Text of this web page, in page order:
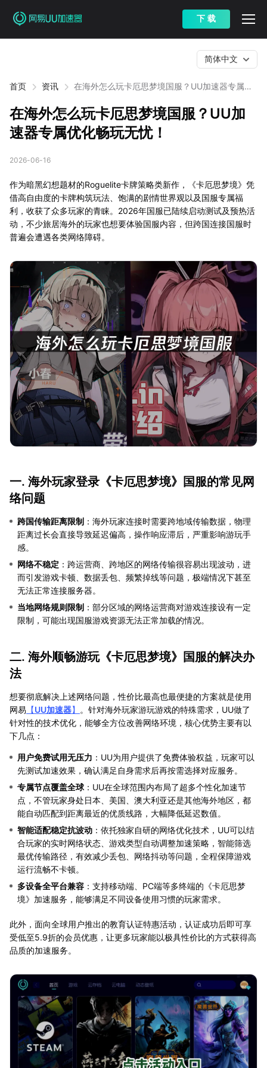
下 载
首页 资讯
在海外怎么玩卡厄思梦境国服？UU加速器专属优
简体中文
在海外怎么玩卡厄思梦境国服？UU加
速器专属优化畅玩无忧！
2026-06-16
作为暗黑幻想题材的Roguelite卡牌策略类新作，《卡厄思梦境》凭
借高自由度的卡牌构筑玩法、饱满的剧情世界观以及国服专属福
利，收获了众多玩家的青睐。2026年国服已陆续启动测试及预热活
动，不少旅居海外的玩家也想要体验国服内容，但跨国连接国服时
普遍会遭遇各类网络障碍。
一. 海外玩家登录《卡厄思梦境》国服的常见网
络问题
跨国传输距离限制 ：海外玩家连接时需要跨地域传输数据，物理
距离过长会直接导致延迟偏高，操作响应滞后，严重影响游玩手
感。
网络不稳定 ：跨运营商、跨地区的网络传输很容易出现波动，进
而引发游戏卡顿、数据丢包、频繁掉线等问题，极端情况下甚至
无法正常连接服务器。
当地网络规则限制 ：部分区域的网络运营商对游戏连接设有一定
限制，可能出现国服游戏资源无法正常加载的情况。
二. 海外顺畅游玩《卡厄思梦境》国服的解决办
法
想要彻底解决上述网络问题，性价比最高也最便捷的方案就是使用
网易 【UU加速器】
。针对海外玩家游玩游戏的特殊需求，UU做了
针对性的技术优化，能够全方位改善网络环境，核心优势主要有以
下几点：
用户免费试用无压力 ：UU为用户提供了免费体验权益，玩家可以
先测试加速效果，确认满足自身需求后再按需选择对应服务。
专属节点覆盖全球 ：UU在全球范围内布局了超多个性化加速节
点，不管玩家身处日本、美国、澳大利亚还是其他海外地区，都
能自动匹配到距离最近的优质线路，大幅降低延迟数值。
智能适配稳定抗波动 ：依托独家自研的网络优化技术，UU可以结
合玩家的实时网络状态、游戏类型自动调整加速策略，智能筛选
最优传输路径，有效减少丢包、网络抖动等问题，全程保障游戏
运行流畅不卡顿。
多设备全平台兼容 ：支持移动端、PC端等多终端的《卡厄思梦
境》加速服务，能够满足不同设备使用习惯的玩家需求。
此外，面向全球用户推出的教育认证特惠活动，认证成功后即可享
受低至5.9折的会员优惠，让更多玩家能以极具性价比的方式获得高
品质的加速服务。